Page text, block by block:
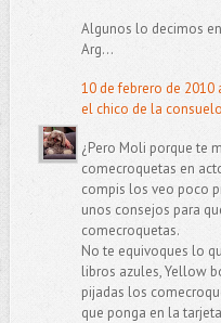
Algunos lo decimos
Arg...
10 de febrero de 2010
el chico de la consuelo
¿Pero Moli porque te
comecroquetas en
compis los veo poco
unos consejos para
comecroquetas.
No te equivoques lo
libros azules, Yellow
pijadas los
que ponga en la